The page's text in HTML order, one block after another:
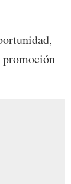
promoción